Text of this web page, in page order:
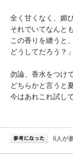
全く甘くなく、媚
それでいてなんと
この香りを纏うと
どうしてだろう？
勿論、香水をつけ
どちらかと言うと
今はあれこれ試し
6人が